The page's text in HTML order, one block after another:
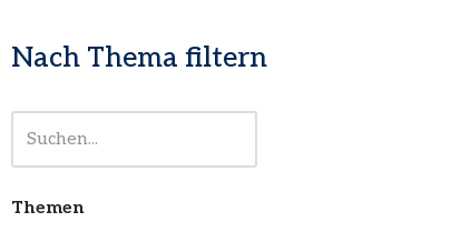
Nach Thema filtern
Themen